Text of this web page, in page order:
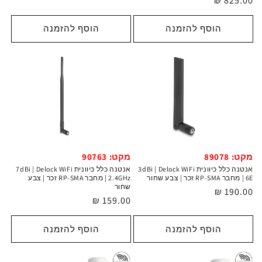
רגיל
הוסף להזמנה הוסף להזמנה
מקט: 89078
אנטנה כלל כיוונית 3dBi | Delock WiFi
6E | מחבר RP-SMA זכר | צבע שחור
מחיר
190.00 ₪
הוסף להזמנה
מקט: 90763
אנטנה כלל כיוונית 7dBi | Delock WiFi
2.4GHz | מחבר RP-SMA זכר | צבע
שחור
מחיר
רגיל
159.00 ₪
הוסף להזמנה